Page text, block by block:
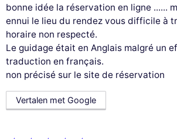
bonne idée la réservation en ligne ......
ennui le lieu du rendez vous difficile à
horaire non respecté.
Le guidage était en Anglais malgré un
traduction en français.
non précisé sur le site de réservation
Vertalen met Google